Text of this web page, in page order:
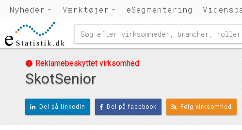
Nyheder Værktøjer eSegmentering
error Reklamebeskyttet virksomhed
SkotSenior
Del på linkedIn Del på facebook Følg virksomhed